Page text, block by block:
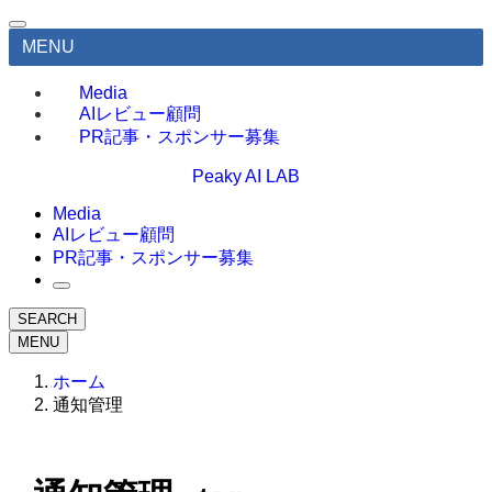
MENU
Media
AIレビュー顧問
PR記事・スポンサー募集
Peaky AI LAB
Media
AIレビュー顧問
PR記事・スポンサー募集
SEARCH
MENU
ホーム
通知管理